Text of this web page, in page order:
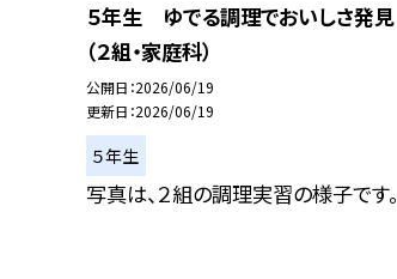
５年生 ゆでる調理でおいしさ発見
（２組・家庭科）
公開日 2026/06/19
更新日 2026/06/19
５年生
写真は、２組の調理実習の様子です。